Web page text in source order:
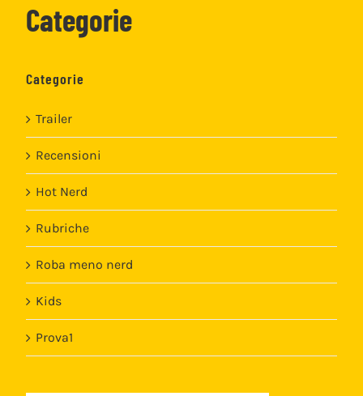
Categorie
Categorie
Trailer
Recensioni
Hot Nerd
Rubriche
Roba meno nerd
Kids
Prova1